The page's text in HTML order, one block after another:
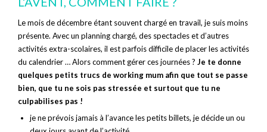
Le mois de décembre étant souvent chargé en travail, je suis moins
présente. Avec un planning chargé, des spectacles et d’autres
activités extra-scolaires, il est parfois difficile de placer les activités
du calendrier … Alors comment gérer ces journées ? Je te donne
quelques petits trucs de working mum afin que tout se passe
bien, que tu ne sois pas stressée et surtout que tu ne
culpabilises pas !
je ne prévois jamais à l’avance les petits billets, je décide un ou